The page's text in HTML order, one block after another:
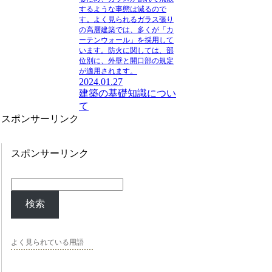
するような事態は減るので
す。よく見られるガラス張り
の高層建築では、多くが「カ
ーテンウォール」を採用して
います。防火に関しては、部
位別に、外壁と開口部の規定
が適用されます。
2024.01.27
建築の基礎知識につい
て
スポンサーリンク
スポンサーリンク
検索
よく見られている用語